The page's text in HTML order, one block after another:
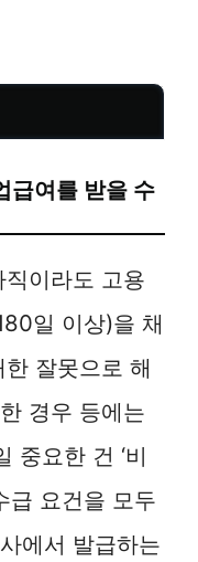
급여를 받을 수
이라도 고용
일 이상)을 채
잘못으로 해
경우 등에는
중요한 건 ‘비
급 요건을 모두
에서 발급하는